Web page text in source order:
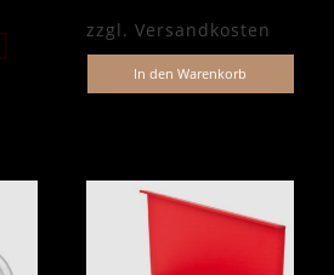
zzgl. Versandkosten
In den Warenkorb